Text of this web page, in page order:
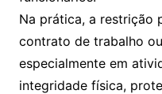
Na prática, a restrição
contrato de trabalho
especialmente em
integridade física,